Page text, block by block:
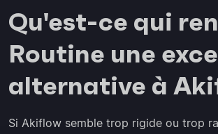
Qu'est-ce qui
Routine une
alternative à
Si Akiflow semble trop rigide ou trop